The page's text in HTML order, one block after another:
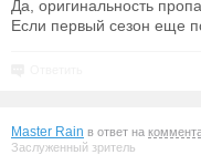
Да, оригинальность
Если первый сезон еще
Master Rain в ответ на
Заслуженный зритель